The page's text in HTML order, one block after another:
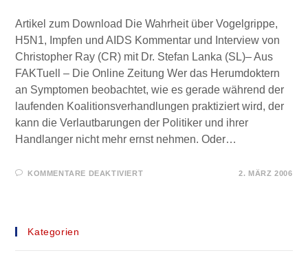
Artikel zum Download Die Wahrheit über Vogelgrippe,
H5N1, Impfen und AIDS Kommentar und Interview von
Christopher Ray (CR) mit Dr. Stefan Lanka (SL)– Aus
FAKTuell – Die Online Zeitung Wer das Herumdoktern
an Symptomen beobachtet, wie es gerade während der
laufenden Koalitionsverhandlungen praktiziert wird, der
kann die Verlautbarungen der Politiker und ihrer
Handlanger nicht mehr ernst nehmen. Oder…
KOMMENTARE DEAKTIVIERTFÜR
2. MÄRZ 2006
Kategorien